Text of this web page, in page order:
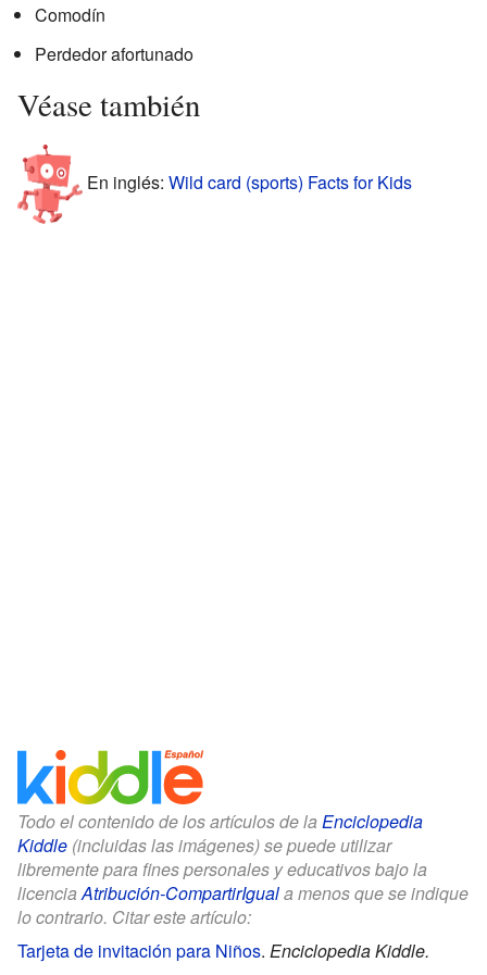
Comodín
Perdedor afortunado
Véase también
En inglés: Wild card (sports) Facts for Kids
Todo el contenido de los artículos de la Enciclopedia
Kiddle (incluidas las imágenes) se puede utilizar
libremente para fines personales y educativos bajo la
licenciaAtribución-CompartirIguala menos que se indique
lo contrario. Citar este artículo:
Tarjeta de invitación para Niños. Enciclopedia Kiddle.